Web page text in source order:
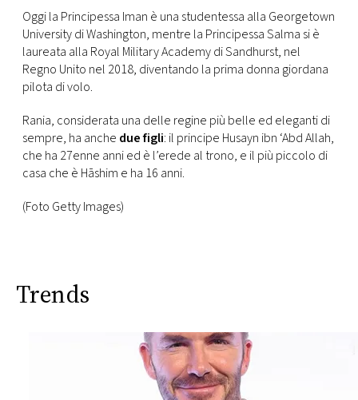
Oggi la Principessa Iman è una studentessa alla Georgetown
University di Washington, mentre la Principessa Salma si è
laureata alla Royal Military Academy di Sandhurst, nel
Regno Unito nel 2018, diventando la prima donna giordana
pilota di volo.
Rania, considerata una delle regine più belle ed eleganti di
sempre, ha anche due figli: il principe Husayn ibn ‘Abd Allah,
che ha 27enne anni ed è l’erede al trono, e il più piccolo di
casa che è Hāshim e ha 16 anni.
(Foto Getty Images)
Trends